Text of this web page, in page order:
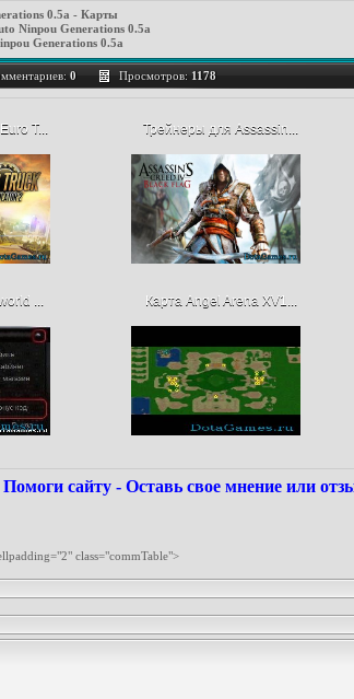
0.5a - Карты
Ninpou Generations 0.5a
Generations 0.5a
0 Просмотров: 1178
T... Трейнеры для Assassin...
... Карта Angel Arena XV1...
Помоги сайту - Оставь свое мнение или
class="commTable">